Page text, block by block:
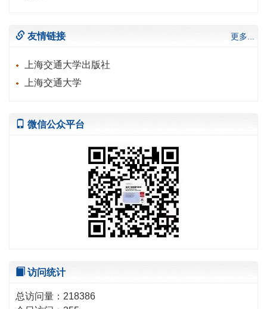
友情链接 更多...
上海交通大学出版社
上海交通大学
微信公众平台
访问统计
总访问量： 218386